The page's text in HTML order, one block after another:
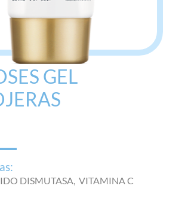
GEL
DISMUTASA,VITAMINA C